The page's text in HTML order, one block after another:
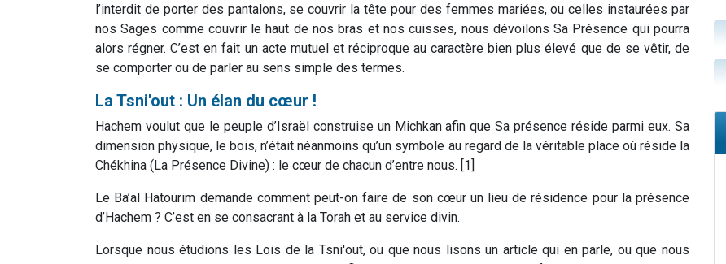
l’interdit de porter des pantalons, se couvrir la tête pour des femmes mariées, ou celles instaurées par
nos Sages comme couvrir le haut de nos bras et nos cuisses, nous dévoilons Sa Présence qui pourra
alors régner. C’est en fait un acte mutuel et réciproque au caractère bien plus élevé que de se vêtir, de
se comporter ou de parler au sens simple des termes.
La Tsni'out : Un élan du cœur !
Hachem voulut que le peuple d’Israël construise un Michkan afin que Sa présence réside parmi eux. Sa
dimension physique, le bois, n’était néanmoins qu’un symbole au regard de la véritable place où réside la
Chékhina (La Présence Divine) : le cœur de chacun d’entre nous. [1]
Le Ba’al Hatourim demande comment peut-on faire de son cœur un lieu de résidence pour la présence
d’Hachem ? C’est en se consacrant à la Torah et au service divin.
Lorsque nous étudions les Lois de la Tsni'out, ou que nous lisons un article qui en parle, ou que nous